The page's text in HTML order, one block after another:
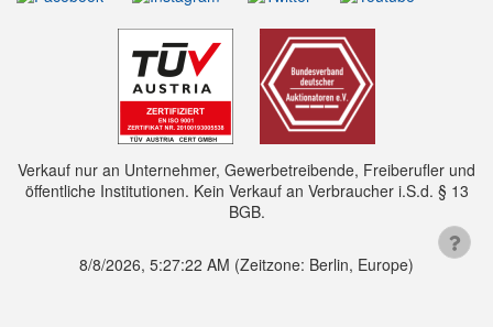
Verkauf nur an Unternehmer, Gewerbetreibende, Freiberufler und
öffentliche Institutionen. Kein Verkauf an Verbraucher i.S.d. § 13
BGB.
8/8/2026, 5:27:22 AM (Zeitzone: Berlin, Europe)